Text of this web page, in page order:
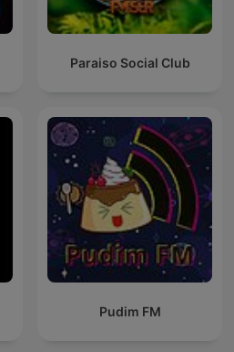
Paraiso Social Club
Pudim FM